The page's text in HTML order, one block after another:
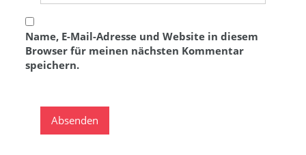
Name, E-Mail-Adresse und Website in diesem
Browser für meinen nächsten Kommentar
speichern.